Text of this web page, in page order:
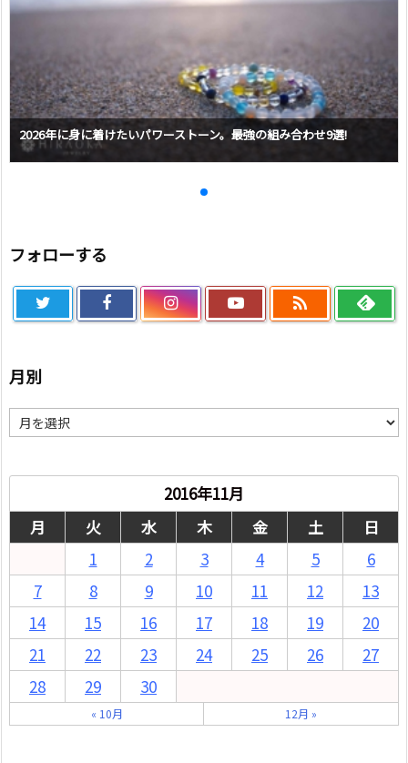
2026年に身に着けたいパワーストーン。最強の組み合わせ9選!
フォローする

月別
別
2016年11月
月
火 水 木 金 土
日
1
2 3 4 5
6
7
8 9 10 11 12
13
14
15 16 17 18 19
20
21
22 23 24 25 26
27
28
29 30
« 10月 12月 »